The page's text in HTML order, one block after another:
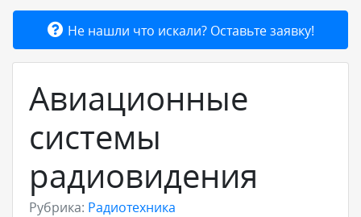
Товары и услуги
Добавить товар или услугу
Не нашли что искали? Оставьте заявку!
Авиационные
системы
радиовидения
Рубрика: Радиотехника